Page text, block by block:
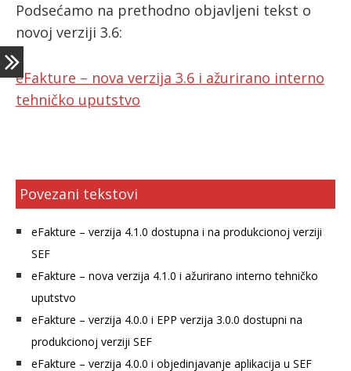
ћирилица
Podsećamo na prethodno objavljeni tekst o
novoj verziji 3.6:
eFakture – nova verzija 3.6 i ažurirano interno
tehničko uputstvo
Povezani tekstovi
eFakture – verzija 4.1.0 dostupna i na produkcionoj verziji
SEF
eFakture – nova verzija 4.1.0 i ažurirano interno tehničko
uputstvo
eFakture – verzija 4.0.0 i EPP verzija 3.0.0 dostupni na
produkcionoj verziji SEF
eFakture – verzija 4.0.0 i objedinjavanje aplikacija u SEF